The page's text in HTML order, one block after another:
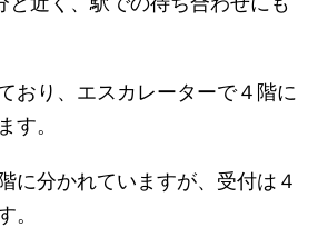
おり、エスカレーターで４階に
す。
に分かれていますが、受付は４
。